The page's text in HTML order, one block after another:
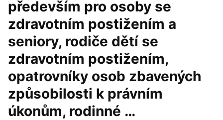
především pro osoby se
zdravotním postižením a
seniory, rodiče dětí se
zdravotním postižením,
opatrovníky osob zbavených
způsobilosti k právním
úkonům, rodinné …